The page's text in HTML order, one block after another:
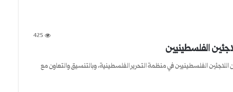
425
الفلسطينيين
بتمويل من دائرة شؤون اللاجئين الفلسطينيين في منظمة التحرير الفلسطينية، وبالتنسيق والتعاون مع